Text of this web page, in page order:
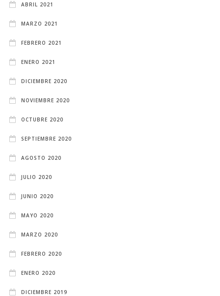
ABRIL 2021
MARZO 2021
FEBRERO 2021
ENERO 2021
DICIEMBRE 2020
NOVIEMBRE 2020
OCTUBRE 2020
SEPTIEMBRE 2020
AGOSTO 2020
JULIO 2020
JUNIO 2020
MAYO 2020
MARZO 2020
FEBRERO 2020
ENERO 2020
DICIEMBRE 2019